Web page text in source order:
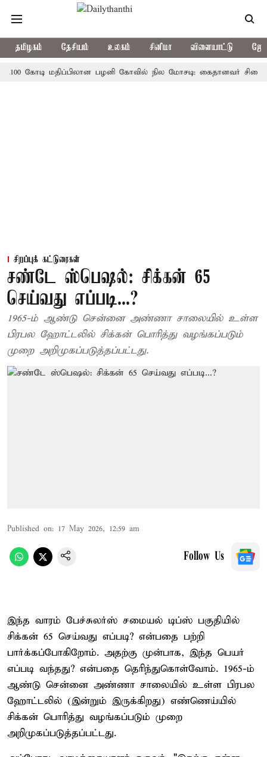
தமிழகம் தேசியம் உலகம் சினிமா விளையாட்டு
கோடி மதிப்பிலான பழனி கோவில் நில மோசடி: கைதானவர் சிறையில்
சிறப்புக் கட்டுரைகள்
சண்டே ஸ்பெஷல்: சிக்கன் 65
செய்வது எப்படி...?
1965-ம் ஆண்டு சென்னை அண்ணா சாலையில் உள்ள
பிரபல ஹோட்டலில் சிக்கன் பொரித்து வழங்கப்படும்
முறை அறிமுகப்படுத்தப்பட்டது.
Published on: 17 May 2026, 12:59 am
Follow Us
இந்த வாரம் பேச்சுலர்ஸ் சமையல் டிப்ஸ் பகுதியில்
சிக்கன் 65 செய்வது எப்படி? என்பதை பற்றி
பார்க்கப்போகிறோம். அதற்கு முன்பாக, இந்த பெயர்
எப்படி வந்தது? என்பதை தெரிந்துகொள்வோம். 1965-ம்
ஆண்டு சென்னை அண்ணா சாலையில் உள்ள பிரபல
ஹோட்டலில் (இன்றும் இருக்கிறது) எண்ணெய்யில்
சிக்கன் பொரித்து வழங்கப்படும் முறை
அறிமுகப்படுத்தப்பட்டது.